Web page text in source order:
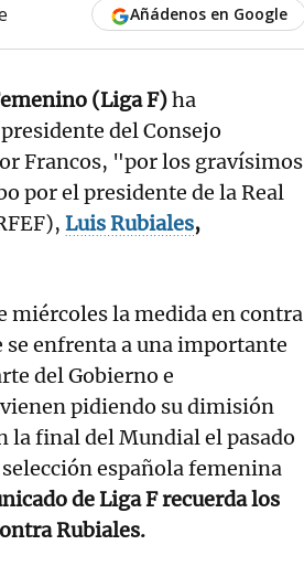
Añádenos en Google
(Liga F)ha
del Consejo
Francos, "por los gravísimos
por el presidente de la Real
Luis Rubiales,
miércoles la medida en contra
se enfrenta a una importante
del Gobierno e
pidiendo su dimisión
la final del Mundial el pasado
española femenina
de Liga F recuerda los
Rubiales.